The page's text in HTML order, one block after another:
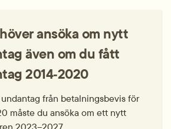
ansöka om nytt
även om du fått
2014‑2020
från betalningsbevis för
måste du ansöka om ett nytt